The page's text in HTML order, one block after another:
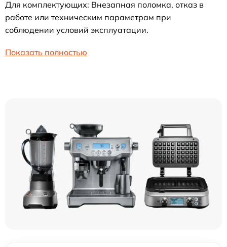
Для комплектующих: Внезапная поломка, отказ в
работе или техническим параметрам при
соблюдении условий эксплуатации.
Показать полностью